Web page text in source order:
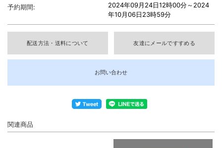
予約期間: 2024年09月24日12時00分～2024
年10月06日23時59分
配送方法・送料について 友達にメールですすめる
お問い合わせ
関連商品